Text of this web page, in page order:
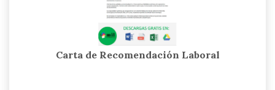
Carta de Recomendación Laboral